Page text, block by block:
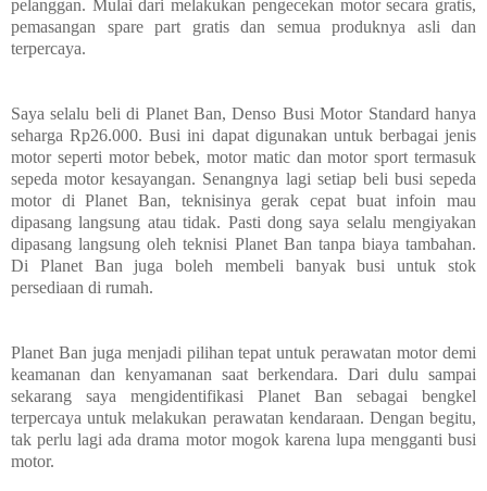
pelanggan. Mulai dari melakukan pengecekan motor secara gratis,
pemasangan spare part gratis dan semua produknya asli dan
terpercaya.
Saya selalu beli di Planet Ban, Denso Busi Motor Standard hanya
seharga Rp26.000. Busi ini dapat digunakan untuk berbagai jenis
motor seperti motor bebek, motor matic dan motor sport termasuk
sepeda motor kesayangan. Senangnya lagi setiap beli busi sepeda
motor di Planet Ban, teknisinya gerak cepat buat infoin mau
dipasang langsung atau tidak. Pasti dong saya selalu mengiyakan
dipasang langsung oleh teknisi Planet Ban tanpa biaya tambahan.
Di Planet Ban juga boleh membeli banyak busi untuk stok
persediaan di rumah.
Planet Ban juga menjadi pilihan tepat untuk perawatan motor demi
keamanan dan kenyamanan saat berkendara. Dari dulu sampai
sekarang saya mengidentifikasi Planet Ban sebagai bengkel
terpercaya untuk melakukan perawatan kendaraan. Dengan begitu,
tak perlu lagi ada drama motor mogok karena lupa mengganti busi
motor.